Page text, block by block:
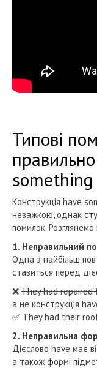
Типові
Конструкція have
неважкою, однак
помилок.
1. Неправильний
Одна з найбільш
ставиться перед
❌ They had
а не конструкція
✅ They had their
2. Неправильна
​Дієслово have має
а також формі